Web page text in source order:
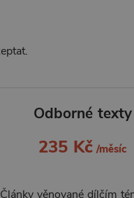
Odborné texty
235 Kč /měsíc
Články věnované dílčím